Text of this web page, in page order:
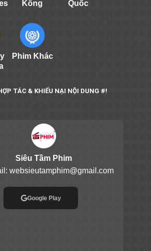
Kông
Quốc
Phim Khác
TÁC & KHIẾU NẠI NỘI DUNG #!
Siêu Tầm Phim
websieutamphim@gmail.com
Google Play